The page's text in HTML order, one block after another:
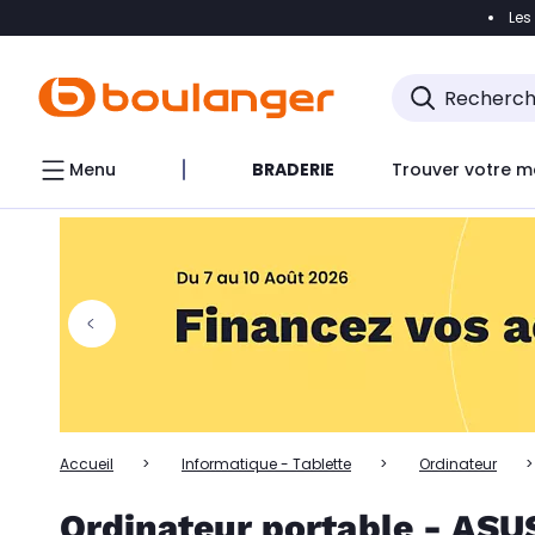
Accéder
Accéder directement au chatbot
Menu BRADERIE Trouver votre
Accueil Informatique - Tablette Ordinateur